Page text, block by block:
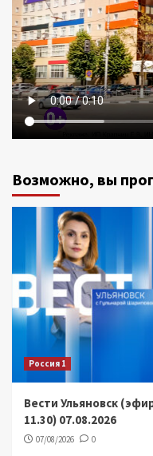
Возможно, вы
Россия 1
Вести Ульяновск
11.30) 07.08.2026
07/08/2026 0